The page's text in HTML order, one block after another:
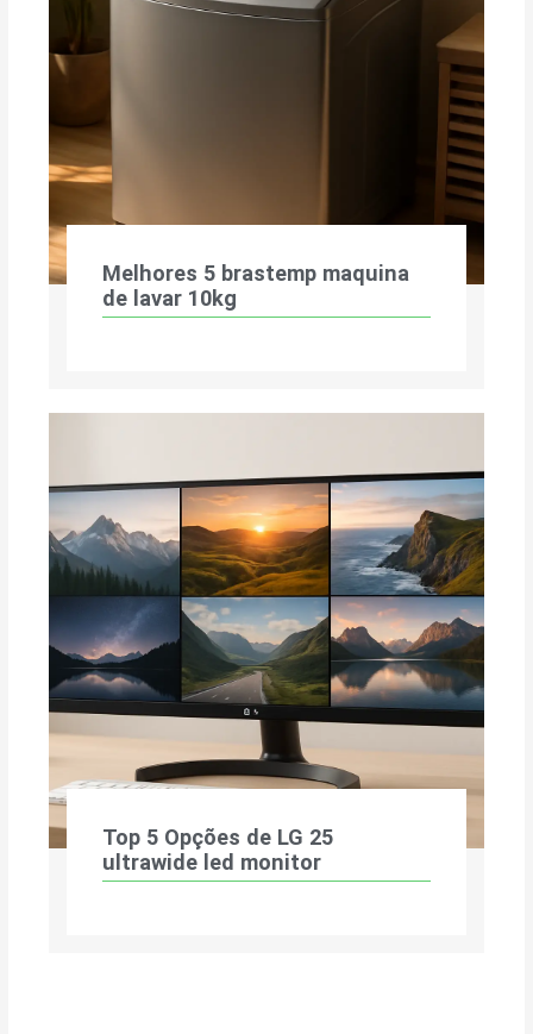
Melhores 5 brastemp maquina
de lavar 10kg
Top 5 Opções de LG 25
ultrawide led monitor